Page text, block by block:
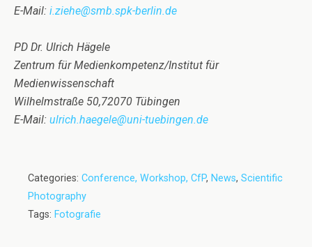
E-Mail: i.ziehe@smb.spk-berlin.de
PD Dr. Ulrich Hägele
Zentrum für Medienkompetenz/Institut für
Medienwissenschaft
Wilhelmstraße 50,72070 Tübingen
E-Mail: ulrich.haegele@uni-tuebingen.de
Categories: Conference, Workshop, CfP, News, Scientific
Photography
Tags: Fotografie